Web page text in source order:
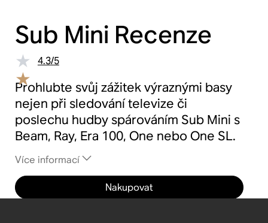
Sub Mini Recenze
4.3/5
Prohlubte svůj zážitek výraznými basy
nejen při sledování televize či
poslechu hudby spárováním Sub Mini s
Beam, Ray, Era 100, One nebo One SL.
Více informací
Nakupovat